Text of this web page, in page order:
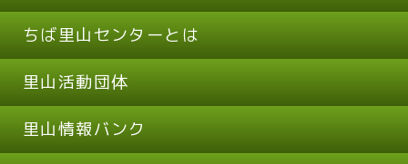
ちば里山センターとは
里山活動団体
里山情報バンク